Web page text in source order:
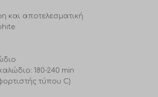
και αποτελεσματική
180-240 min
τύπου C)